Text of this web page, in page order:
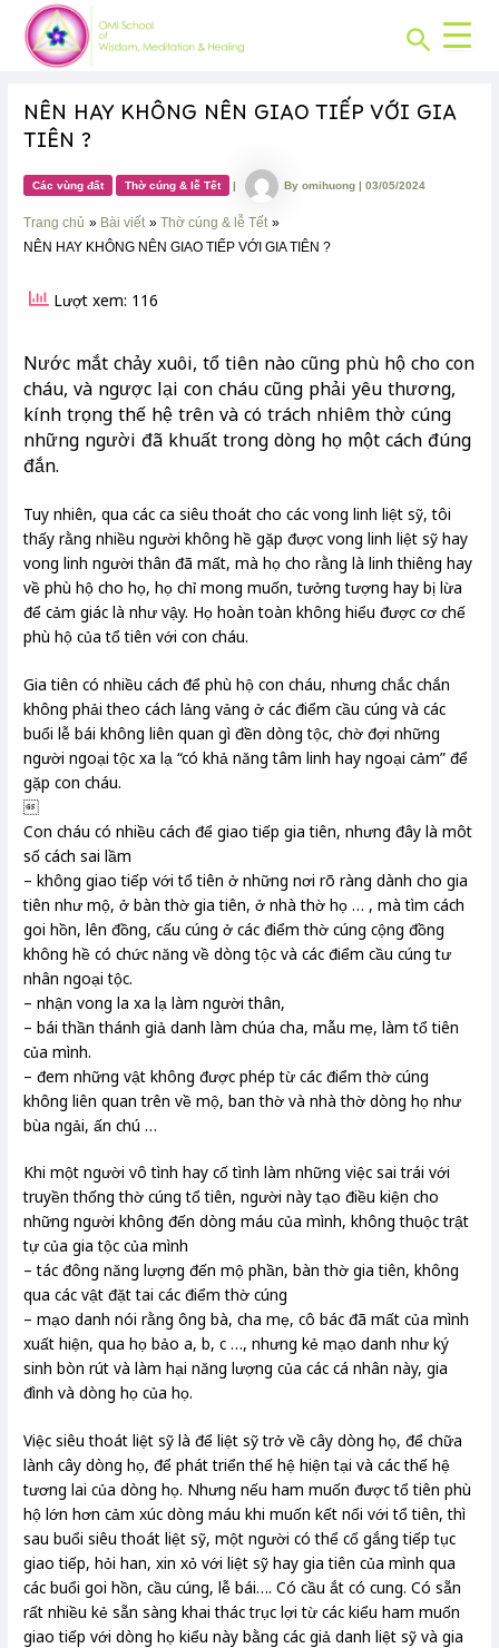
content
Search
NÊN HAY KHÔNG NÊN GIAO TIẾP VỚI GIA
TIÊN ?
Các vùng đất Thờ cúng & lễ Tết | Byomihuong|03/05/2024
Trang chủ Bài viết
Thờ cúng & lễ Tết
NÊN HAY KHÔNG NÊN GIAO TIẾP VỚI GIA TIÊN ?
Lượt xem: 116
Nước mắt chảy xuôi, tổ tiên nào cũng phù hộ cho con
cháu, và ngược lại con cháu cũng phải yêu thương,
kính trọng thế hệ trên và có trách nhiêm thờ cúng
những người đã khuất trong dòng họ một cách đúng
đắn.
Tuy nhiên, qua các ca siêu thoát cho các vong linh liệt sỹ, tôi
thấy rằng nhiều người không hề gặp được vong linh liệt sỹ hay
vong linh người thân đã mất, mà họ cho rằng là linh thiêng hay
về phù hộ cho họ, họ chỉ mong muốn, tưởng tượng hay bị lừa
để cảm giác là như vậy. Họ hoàn toàn không hiểu được cơ chế
phù hộ của tổ tiên với con cháu.
Gia tiên có nhiều cách để phù hộ con cháu, nhưng chắc chắn
không phải theo cách lảng vảng ở các điểm cầu cúng và các
buổi lễ bái không liên quan gì đền dòng tộc, chờ đợi những
người ngoại tộc xa lạ “có khả năng tâm linh hay ngoại cảm” để
gặp con cháu.
Con cháu có nhiều cách để giao tiếp gia tiên, nhưng đây là môt
số cách sai lầm
– không giao tiếp với tổ tiên ở những nơi rõ ràng dành cho gia
tiên như mộ, ở bàn thờ gia tiên, ở nhà thờ họ … , mà tìm cách
goi hồn, lên đồng, cấu cúng ở các điểm thờ cúng cộng đồng
không hề có chức năng về dòng tộc và các điểm cầu cúng tư
nhân ngoại tộc.
– nhận vong la xa lạ làm người thân,
– bái thần thánh giả danh làm chúa cha, mẫu mẹ, làm tổ tiên
của mình.
– đem những vật không được phép từ các điểm thờ cúng
không liên quan trên về mộ, ban thờ và nhà thờ dòng họ như
bùa ngải, ấn chú …
Khi một người vô tình hay cố tình làm những việc sai trái với
truyền thống thờ cúng tổ tiên, người này tạo điều kiện cho
những người không đến dòng máu của mình, không thuộc trật
tự của gia tộc của mình
– tác đông năng lượng đến mộ phần, bàn thờ gia tiên, không
qua các vật đặt tai các điểm thờ cúng
– mạo danh nói rằng ông bà, cha mẹ, cô bác đã mất của mình
xuất hiện, qua họ bảo a, b, c …, nhưng kẻ mạo danh như ký
sinh bòn rút và làm hại năng lượng của các cá nhân này, gia
đình và dòng họ của họ.
Việc siêu thoát liệt sỹ là để liệt sỹ trở về cây dòng họ, để chữa
lành cây dòng họ, để phát triển thế hệ hiện tại và các thế hệ
tương lai của dòng họ. Nhưng nếu ham muốn được tổ tiên phù
hộ lớn hơn cảm xúc dòng máu khi muốn kết nối với tổ tiên, thì
sau buổi siêu thoát liệt sỹ, một người có thể cố gắng tiếp tục
giao tiếp, hỏi han, xin xỏ với liệt sỹ hay gia tiên của mình qua
các buổi goi hồn, cầu cúng, lễ bái…. Có cầu ắt có cung. Có sẵn
rất nhiều kẻ sẵn sàng khai thác trục lợi từ các kiểu ham muốn
giao tiếp với dòng họ kiểu này bằng các giả danh liệt sỹ và gia
Post
navigation
CHUYÊN
MỤC: